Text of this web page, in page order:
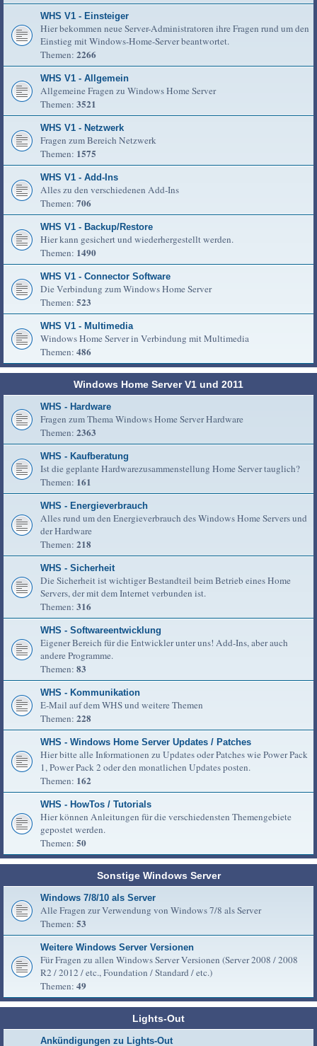
WHS V1 - Einsteiger
Hier bekommen neue Server-Administratoren ihre Fragen rund um den
Einstieg mit Windows-Home-Server beantwortet.
Themen: 2266
WHS V1 - Allgemein
Allgemeine Fragen zu Windows Home Server
Themen: 3521
WHS V1 - Netzwerk
Fragen zum Bereich Netzwerk
Themen: 1575
WHS V1 - Add-Ins
Alles zu den verschiedenen Add-Ins
Themen: 706
WHS V1 - Backup/Restore
Hier kann gesichert und wiederhergestellt werden.
Themen: 1490
WHS V1 - Connector Software
Die Verbindung zum Windows Home Server
Themen: 523
WHS V1 - Multimedia
Windows Home Server in Verbindung mit Multimedia
Themen: 486
Windows Home Server V1 und 2011
WHS - Hardware
Fragen zum Thema Windows Home Server Hardware
Themen: 2363
WHS - Kaufberatung
Ist die geplante Hardwarezusammenstellung Home Server tauglich?
Themen: 161
WHS - Energieverbrauch
Alles rund um den Energieverbrauch des Windows Home Servers und
der Hardware
Themen: 218
WHS - Sicherheit
Die Sicherheit ist wichtiger Bestandteil beim Betrieb eines Home
Servers, der mit dem Internet verbunden ist.
Themen: 316
WHS - Softwareentwicklung
Eigener Bereich für die Entwickler unter uns! Add-Ins, aber auch
andere Programme.
Themen: 83
WHS - Kommunikation
E-Mail auf dem WHS und weitere Themen
Themen: 228
WHS - Windows Home Server Updates / Patches
Hier bitte alle Informationen zu Updates oder Patches wie Power Pack
1, Power Pack 2 oder den monatlichen Updates posten.
Themen: 162
WHS - HowTos / Tutorials
Hier können Anleitungen für die verschiedensten Themengebiete
gepostet werden.
Themen: 50
Sonstige Windows Server
Windows 7/8/10 als Server
Alle Fragen zur Verwendung von Windows 7/8 als Server
Themen: 53
Weitere Windows Server Versionen
Für Fragen zu allen Windows Server Versionen (Server 2008 / 2008
R2 / 2012 / etc., Foundation / Standard / etc.)
Themen: 49
Lights-Out
Ankündigungen zu Lights-Out